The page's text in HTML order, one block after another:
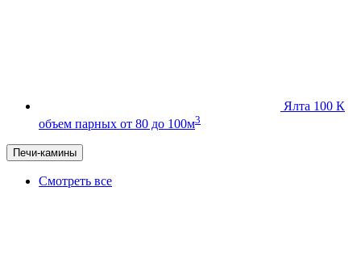
Ялта 100 К
объем парных от 80 до 100м3
Печи-камины
Смотреть все